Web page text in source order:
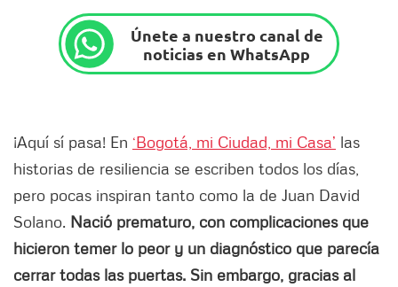
Únete a nuestro canal de
noticias en WhatsApp
¡Aquí sí pasa! En ‘Bogotá, mi Ciudad, mi Casa’ las
historias de resiliencia se escriben todos los días,
pero pocas inspiran tanto como la de Juan David
Solano. Nació prematuro, con complicaciones que
hicieron temer lo peor y un diagnóstico que parecía
cerrar todas las puertas. Sin embargo, gracias al